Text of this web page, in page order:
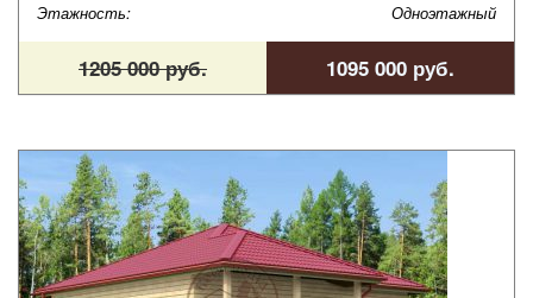
Этажность:
Одноэтажный
1205 000 руб. 1095 000 руб.